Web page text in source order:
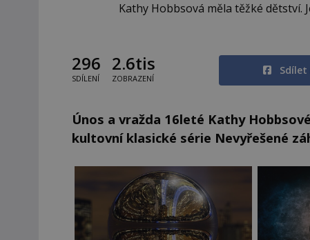
Kathy Hobbsová měla těžké dětství.
296
SDÍLENÍ
2.6tis
ZOBRAZENÍ
Sdílet
Únos a vražda 16leté Kathy
kultovní klasické série Nevyřešené